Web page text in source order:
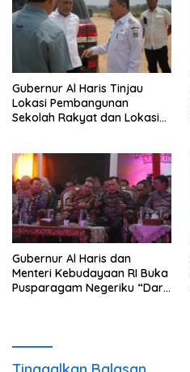
Gubernur Al Haris Tinjau
Lokasi Pembangunan
Sekolah Rakyat dan Lokasi
Gubernur Al Haris dan
Menteri Kebudayaan RI Buka
Pusparagam Negeriku “Dari